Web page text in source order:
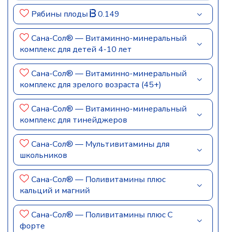
Рябины плоды 0.149
Сана-Сол® — Витаминно-минеральный
комплекс для детей 4-10 лет
Сана-Сол® — Витаминно-минеральный
комплекс для зрелого возраста (45+)
Сана-Сол® — Витаминно-минеральный
комплекс для тинейджеров
Сана-Сол® — Мультивитамины для
школьников
Сана-Сол® — Поливитамины плюс
кальций и магний
Сана-Сол® — Поливитамины плюс С
форте